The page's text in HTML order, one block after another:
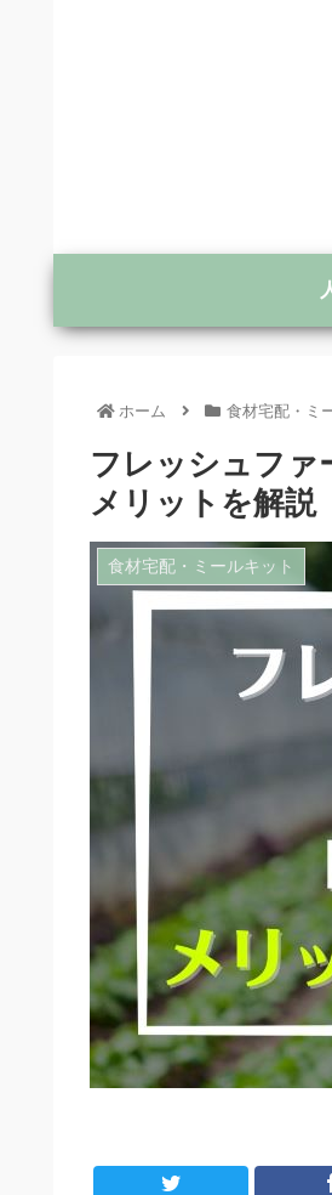
ホーム 食材宅配・ミ
フレッシュファ
メリットを解説
食材宅配・ミールキット